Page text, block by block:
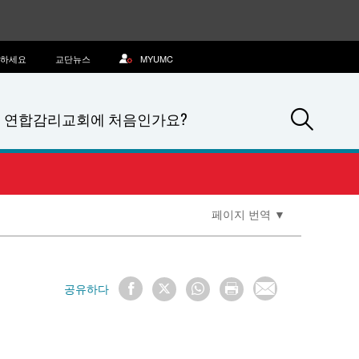
연합감리교회에 처음인가요?
세요 교단뉴스 MYUMC
페이지 번역 ▼
공유하다